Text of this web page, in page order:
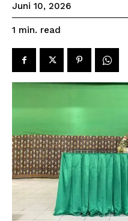
Juni 10, 2026
1 min. read